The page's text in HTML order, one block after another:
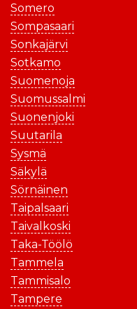
Somero
Sompasaari
Sonkajärvi
Sotkamo
Suomenoja
Suomussalmi
Suonenjoki
Suutarila
Sysmä
Säkylä
Sörnäinen
Taipalsaari
Taivalkoski
Taka-Töölö
Tammela
Tammisalo
Tampere